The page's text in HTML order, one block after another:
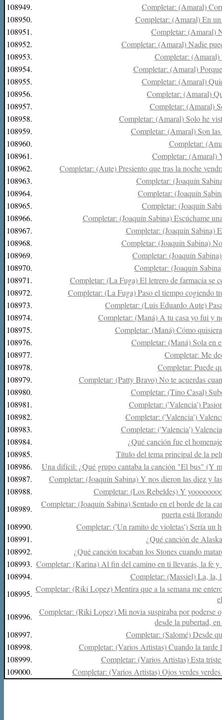
108949.
Completar: (Amaral)
108950.
Completar: (Amaral) En
108951.
Completar: (Amaral)
108952.
Completar: (Amaral) Nadie
108953.
Completar:
108954.
Completar: (Amaral)
108955.
Completar: (Amaral)
108956.
Completar: (Amaral)
108957.
Completar: (Amaral)
108958.
Completar: (Amaral) Solo he
108959.
Completar: (Amaral) Son
108960.
Completar:
108961.
Completar: (Amaral)
108962.
Completar: (Aute) Presiento que tras la noche
108963.
Completar: (Joaquín
108964.
Completar: (Joaquín
108965.
Completar: (Joaquín
108966.
Completar: (Joaquín Sabina) Escúchame
108967.
Completar: (Joaquín Sabina)
108968.
Completar: (Joaquín Sabina)
108969.
Completar: (Joaquín
108970.
Completar: (Joaquín
108971.
Completar: (La Fuga) El letrero de farmacia se
108972.
Completar: (La Fuga) Paso el tiempo cogiendo
108973.
Completar: (Luis Eduardo Aute)
108974.
Completar: (Maná) A tu casa yo fui y
108975.
Completar: (Maná) Cómo
108976.
Completar: (Maná) Sola en
108977.
Completar: Me
108978.
Completar: Puede
108979.
Completar: (Patty Bravo) No te acuerdas
108980.
Completar: (Tino Casal)
108981.
Completar: ('Valencia')
108982.
Completar: ('Valencia')
108983.
Completar: ('Valencia')
108984.
¿Qué canción fue el
108985.
Título del tema principal de la
108986.
Una difícil: ¿Qué grupo cantaba la canción "El bus" (Y
108987.
Completar: (Joaquín Sabina) Y nos dieron las diez y
108988.
Completar: (Los Rebeldes) Y
108989.
Completar: (Joaquín Sabina) Sentado en el borde de la
puerta está
108990.
Completar: ('Un ramito de violetas') Sería un
108991.
¿Qué canción de
108992.
¿Qué canción tocaban los Stones cuando
108993. Completar: (Karina) Al fin del camino en ti llevarás, la fe y
108994.
Completar: (Massiel) La, la,
108995. Completar: (Riki Lopez) Mentira que a la semana me
108996.
Completar: (Riki Lopez) Mi novia suspiraba por poderse
desde la pubertad,
108997.
Completar: (Salomé) Desde
108998.
Completar: (Varios Artistas) Cuando la tarde
108999.
Completar: (Varios Artistas) Esta
109000.
Completar: (Varios Artistas) Ojos verdes